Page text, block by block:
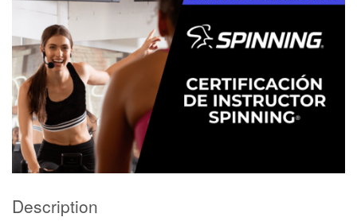
Description